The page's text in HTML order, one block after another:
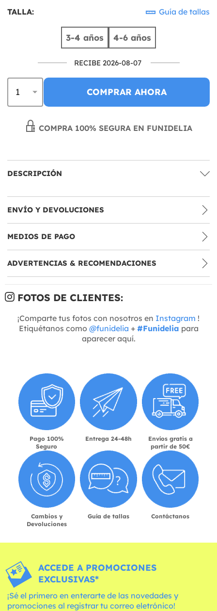
TALLA: Guía de tallas
3-4 años 4-6 años
RECIBE 2026-08-07
COMPRAR AHORA
COMPRA 100% SEGURA EN FUNIDELIA
DESCRIPCIÓN
ENVÍO Y DEVOLUCIONES
MEDIOS DE PAGO
ADVERTENCIAS & RECOMENDACIONES
FOTOS DE CLIENTES:
¡Comparte tus fotos con nosotros en Instagram !
Etiquétanos como @funidelia + #Funidelia para
aparecer aquí.
Pago 100%
Seguro
Entrega 24-48h
Envíos gratis a
partir de 50€
Cambios y
Devoluciones
Guía de tallas Contáctanos
ACCEDE A PROMOCIONES
EXCLUSIVAS*
¡Sé el primero en enterarte de las novedades y
promociones al registrar tu correo eletrónico!